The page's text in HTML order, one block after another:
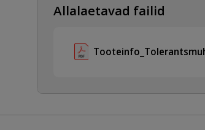
Allalaetavad failid